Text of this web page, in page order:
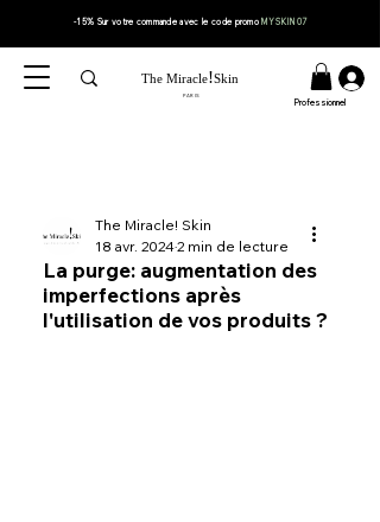
-15% Sur votrecommandeavec le code promoMYSKIN07
The Miracle!Skin
PARIS
Professionnel
La purge: augmentation des
imperfections après
l'utilisation de vos produits ?
The Miracle! Skin
18 avr. 20242 min de lecture